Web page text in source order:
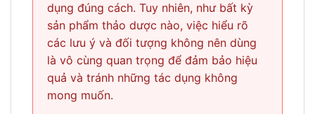
dụng đúng cách. Tuy nhiên, như bất kỳ
sản phẩm thảo dược nào, việc hiểu rõ
các lưu ý và đối tượng không nên dùng
là vô cùng quan trọng để đảm bảo hiệu
quả và tránh những tác dụng không
mong muốn.